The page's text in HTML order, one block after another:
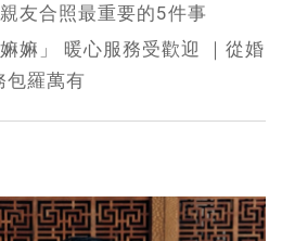
友合照最重要的5件事
嫲」 暖心服務受歡迎 ｜從婚
包羅萬有